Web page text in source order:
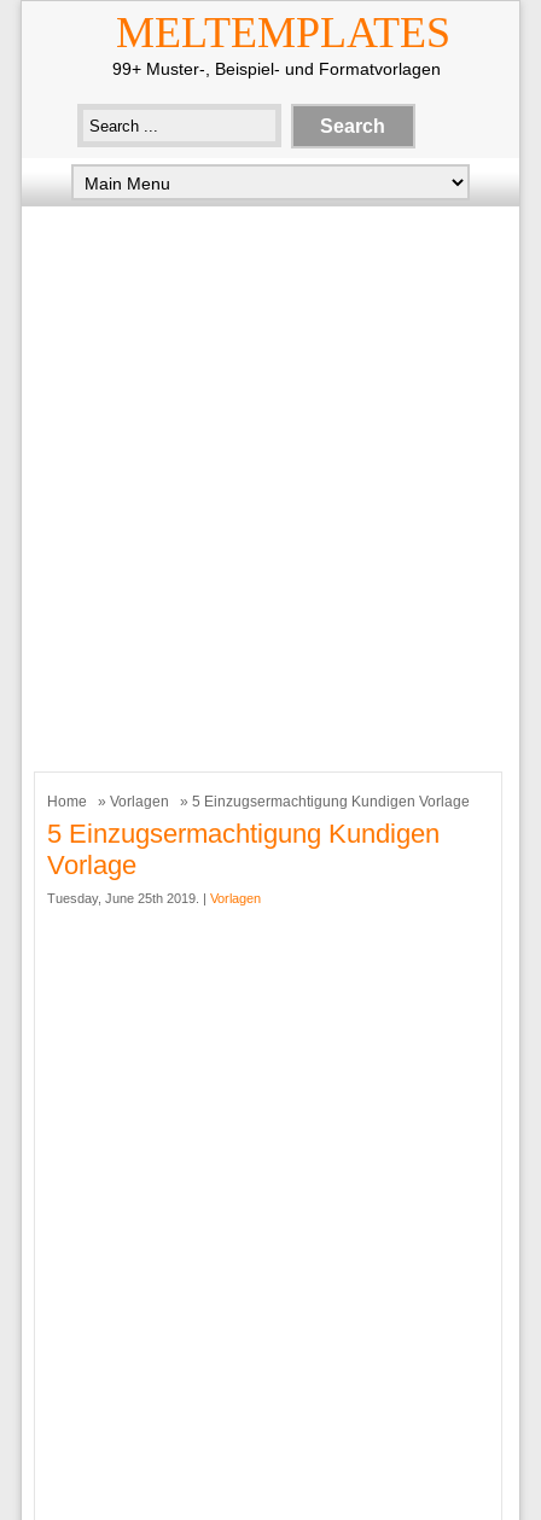
MELTEMPLATES
99+ Muster-, Beispiel- und Formatvorlagen
Home » Vorlagen » 5 Einzugsermachtigung Kundigen Vorlage
5 Einzugsermachtigung Kundigen
Vorlage
Tuesday, June 25th 2019. | Vorlagen